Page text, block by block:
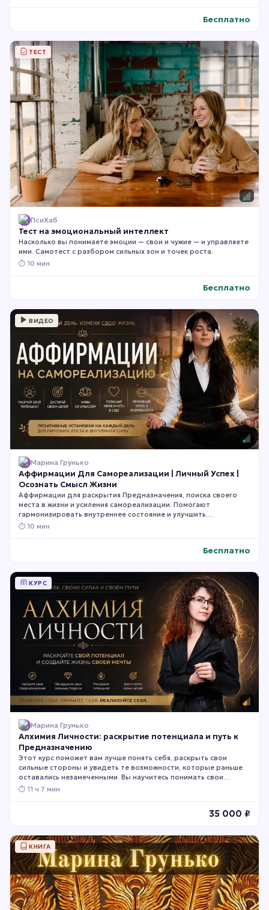
по выбору профессии, развитию своих сильных качеств иБесплатно
ТЕСТ
ПсиХаб
Тест на эмоциональный интеллект
Насколько вы понимаете эмоции — свои и чужие — и управляете
ими. Самотест с разбором сильных зон и точек роста.
⏱ 10 мин
Бесплатно
ВИДЕО
Марина Грунько
Аффирмации Для Самореализации | Личный Успех |
Осознать Смысл Жизни
Аффирмации для раскрытия Предназначения, поиска своего
места в жизни и усиления самореализации. Помогают
гармонизировать внутреннее состояние и улучшить
проявленность в работе, творчестве и других сферах.
⏱ 10 мин
Бесплатно
КУРС
Марина Грунько
Алхимия Личности: раскрытие потенциала и путь к
Предназначению
Этот курс поможет вам лучше понять себя, раскрыть свои
сильные стороны и увидеть те возможности, которые раньше
оставались незамеченными. Вы научитесь понимать свои
природные склонности, принимать более точные решения и
⏱ 11 ч 7 мин
35 000 ₽
КНИГА